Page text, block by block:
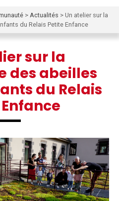
> Actualités > Un atelier sur la
du Relais Petite Enfance
sur la
des abeilles
du Relais